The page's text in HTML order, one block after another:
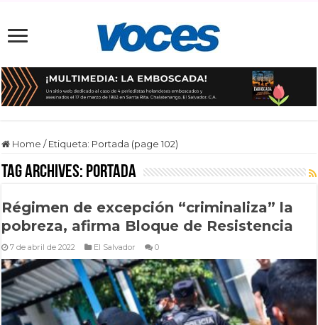
Home / Etiqueta: Portada (page 102)
Tag Archives: Portada
Régimen de excepción “criminaliza” la
pobreza, afirma Bloque de Resistencia
7 de abril de 2022 El Salvador 0